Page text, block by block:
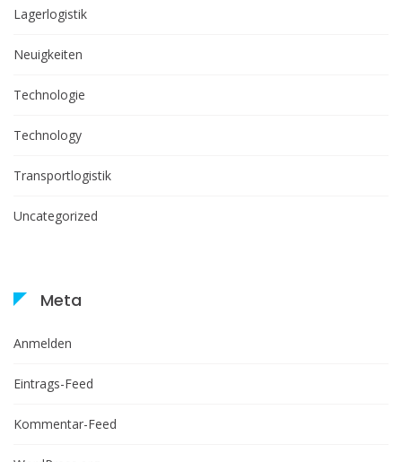
Lagerlogistik
Neuigkeiten
Technologie
Technology
Transportlogistik
Uncategorized
Meta
Anmelden
Eintrags-Feed
Kommentar-Feed